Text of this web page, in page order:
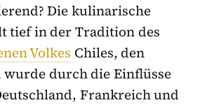
Die kulinarische
tief in der Tradition des
Volkes Chiles, den
durch die Einflüsse
Frankreich und